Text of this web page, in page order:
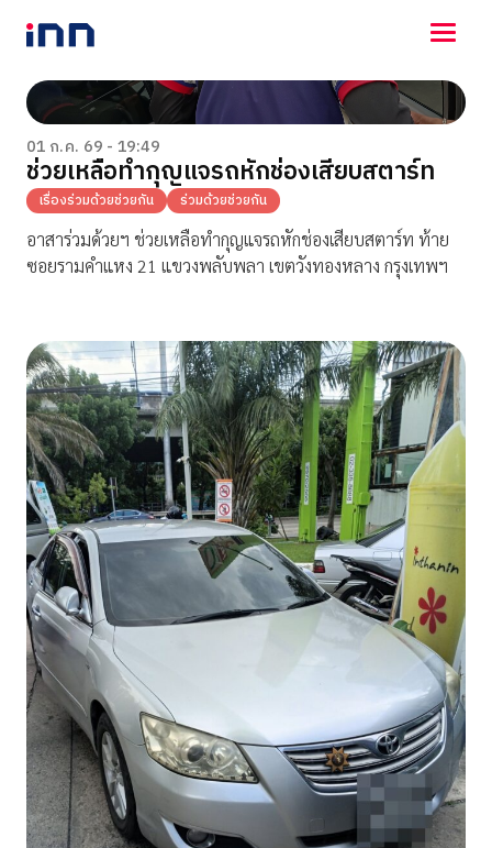
NEWS
ENTERTAINMENT
LIFESTYLE
HOROSCOPE
LOTTERY
VIDEO
ร่วมด้วยช่วยกัน
01 ก.ค. 69 - 19:49
ช่วยเหลือทำกุญแจรถหักช่องเสียบสตาร์ท
เรื่องร่วมด้วยช่วยกัน ร่วมด้วยช่วยกัน
อาสาร่วมด้วยฯ ช่วยเหลือทำกุญแจรถหักช่องเสียบสตาร์ท ท้าย
ซอยรามคำแหง 21 แขวงพลับพลา เขตวังทองหลาง กรุงเทพฯ